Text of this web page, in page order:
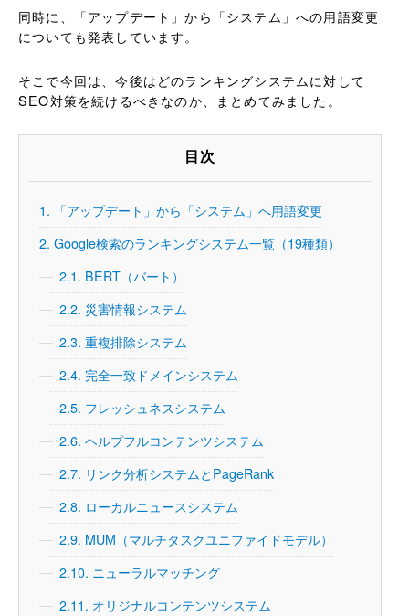
同時に、「アップデート」から「システム」への用語変更
についても発表しています。
そこで今回は、今後はどのランキングシステムに対して
SEO対策を続けるべきなのか、まとめてみました。
目次
1. 「アップデート」から「システム」へ用語変更
2. Google検索のランキングシステム一覧（19種類）
2.1. BERT（バート）
2.2. 災害情報システム
2.3. 重複排除システム
2.4. 完全一致ドメインシステム
2.5. フレッシュネスシステム
2.6. ヘルプフルコンテンツシステム
2.7. リンク分析システムとPageRank
2.8. ローカルニュースシステム
2.9. MUM（マルチタスクユニファイドモデル）
2.10. ニューラルマッチング
2.11. オリジナルコンテンツシステム